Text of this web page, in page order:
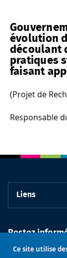
Ce site utilise
évolution
découlant
pratiques
faisant
(Projet de
Responsable
Liens
Restez